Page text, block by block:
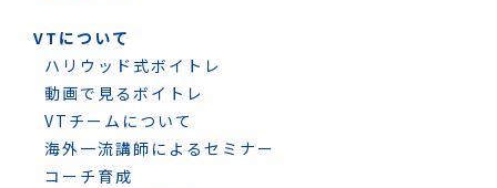
VTについて
ハリウッド式ボイトレ
動画で見るボイトレ
VTチームについて
海外一流講師によるセミナー
コーチ育成